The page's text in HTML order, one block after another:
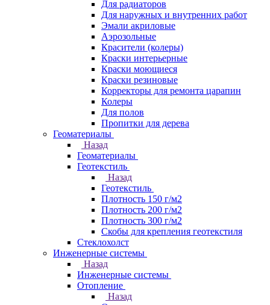
Для радиаторов
Для наружных и внутренних работ
Эмали акриловые
Аэрозольные
Красители (колеры)
Краски интерьерные
Краски моющиеся
Краски резиновые
Корректоры для ремонта царапин
Колеры
Для полов
Пропитки для дерева
Геоматериалы
Назад
Геоматериалы
Геотекстиль
Назад
Геотекстиль
Плотность 150 г/м2
Плотность 200 г/м2
Плотность 300 г/м2
Скобы для крепления геотекстиля
Стеклохолст
Инженерные системы
Назад
Инженерные системы
Отопление
Назад